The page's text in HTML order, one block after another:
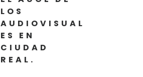
LOS
AUDIOVISUAL
ES EN
CIUDAD
REAL.